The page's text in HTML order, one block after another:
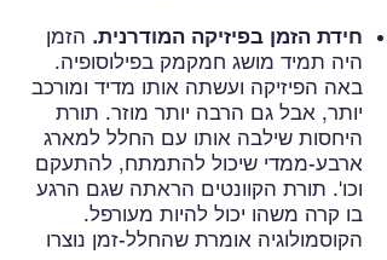
חידת הזמן בפיזיקה המודרנית. הזמן
היה תמיד מושג חמקמק בפילוסופיה.
באה הפיזיקה ועשתה אותו מדיד ומורכב
יותר, אבל גם הרבה יותר מוזר. תורת
היחסות שילבה אותו עם החלל למארג
ארבע-ממדי שיכול להתמתח, להתעקם
וכו'. תורת הקוונטים הראתה שגם הרגע
בו קרה משהו יכול להיות מעורפל.
הקוסמולוגיה אומרת שהחלל-זמן נוצרו